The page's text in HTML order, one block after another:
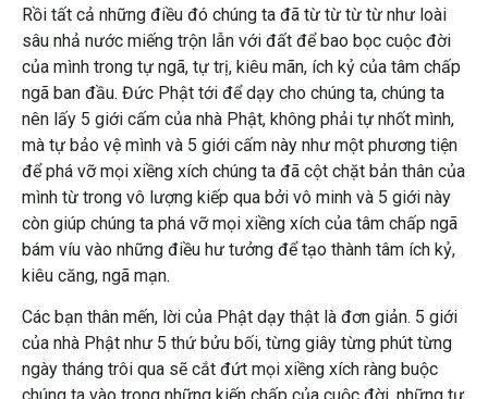
Rồi tất cả những điều đó chúng ta đã từ từ từ từ như loài
sâu nhả nước miếng trộn lẫn với đất để bao bọc cuộc đời
của mình trong tự ngã, tự trị, kiêu mãn, ích kỷ của tâm chấp
ngã ban đầu. Đức Phật tới để dạy cho chúng ta, chúng ta
nên lấy 5 giới cấm của nhà Phật, không phải tự nhốt mình,
mà tự bảo vệ mình và 5 giới cấm này như một phương tiện
để phá vỡ mọi xiềng xích chúng ta đã cột chặt bản thân của
mình từ trong vô lượng kiếp qua bởi vô minh và 5 giới này
còn giúp chúng ta phá vỡ mọi xiềng xích của tâm chấp ngã
bám víu vào những điều hư tưởng để tạo thành tâm ích kỷ,
kiêu căng, ngã mạn.
Các bạn thân mến, lời của Phật dạy thật là đơn giản. 5 giới
của nhà Phật như 5 thứ bửu bối, từng giây từng phút từng
ngày tháng trôi qua sẽ cắt đứt mọi xiềng xích ràng buộc